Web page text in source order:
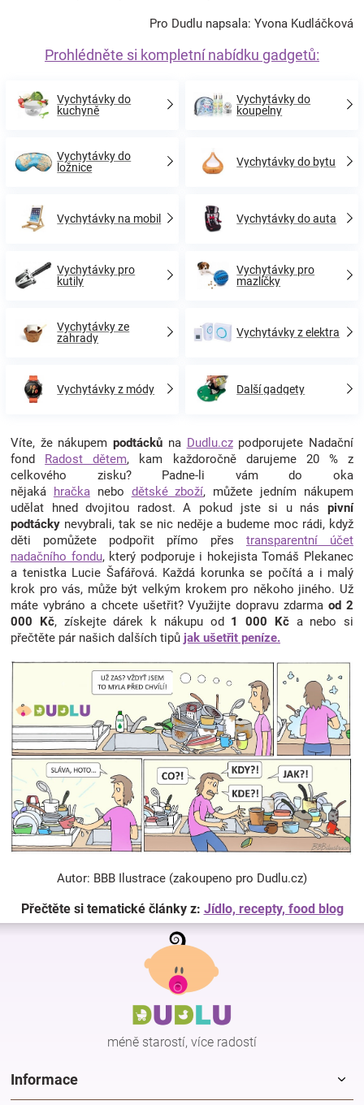
Pro Dudlu napsala: Yvona Kudláčková
Prohlédněte si kompletní nabídku gadgetů:
Vychytávky do
kuchyně
Vychytávky do
koupelny
Vychytávky do
ložnice
Vychytávky do bytu
Vychytávky na mobil Vychytávky do auta
Vychytávky pro
kutily
Vychytávky pro
mazlíčky
Vychytávky ze
zahrady
Vychytávky z elektra
Vychytávky z módy Další gadgety
Víte, že nákupempodtácků na Dudlu.czpodporujete Nadační
fond Radost dětem, kam každoročně darujeme 20 % z
celkového zisku? Padne-li vám do oka
nějaká hračka nebo dětské zboží, můžete jedním nákupem
udělat hned dvojitou radost. A pokud jste si u nás pivní
podtácky nevybrali, tak se nic neděje a budeme moc rádi, když
děti pomůžete podpořit přímo přes transparentní účet
nadačního fondu, který podporuje i hokejista Tomáš Plekanec
a tenistka Lucie Šafářová. Každá korunka se počítá a i malý
krok pro vás, může být velkým krokem pro někoho jiného. Už
máte vybráno a chcete ušetřit? Využijte dopravu zdarmaod 2
000 Kč, získejte dárek k nákupu od 1 000 Kča nebo si
přečtěte pár našich dalších tipů jak ušetřit peníze.
Autor: BBB Ilustrace (zakoupeno pro Dudlu.cz)
Přečtěte si tematické články z: Jídlo, recepty, food blog
Z
méně starostí, více radostí
Informace